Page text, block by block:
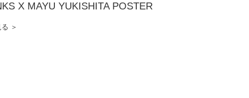
X MAYU YUKISHITA POSTER
＞